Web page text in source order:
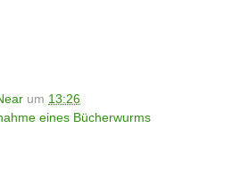
um 13:26
eines Bücherwurms